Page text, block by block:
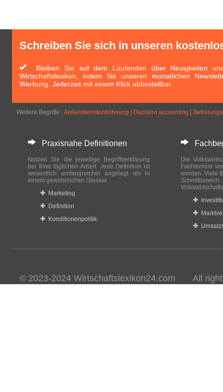
Schreiben Sie sich in unseren
Bleiben Sie auf dem Laufenden über Neuigkeiten
Wirtschaftslexikon, indem Sie unseren monatlichen
Werbung. Jederzeit mit einem Klick abbestellbar.
Weitere Begriffe : Außendienstentlohnung Decision accounting
Praxisnahe Definitionen
Nutzen Sie die jeweilige Begriffserklärung
bei Ihrer täglichen Arbeit. Jede Definition ist
wesentlich umfangreicher angelegt als in
einem gewöhnlichen Glossar.
Marketing
Definition
Konditionenpolitik
Die
Fachtermini
werden. Viele
© 2023-2024 Wirtschaftslexikon24.com All